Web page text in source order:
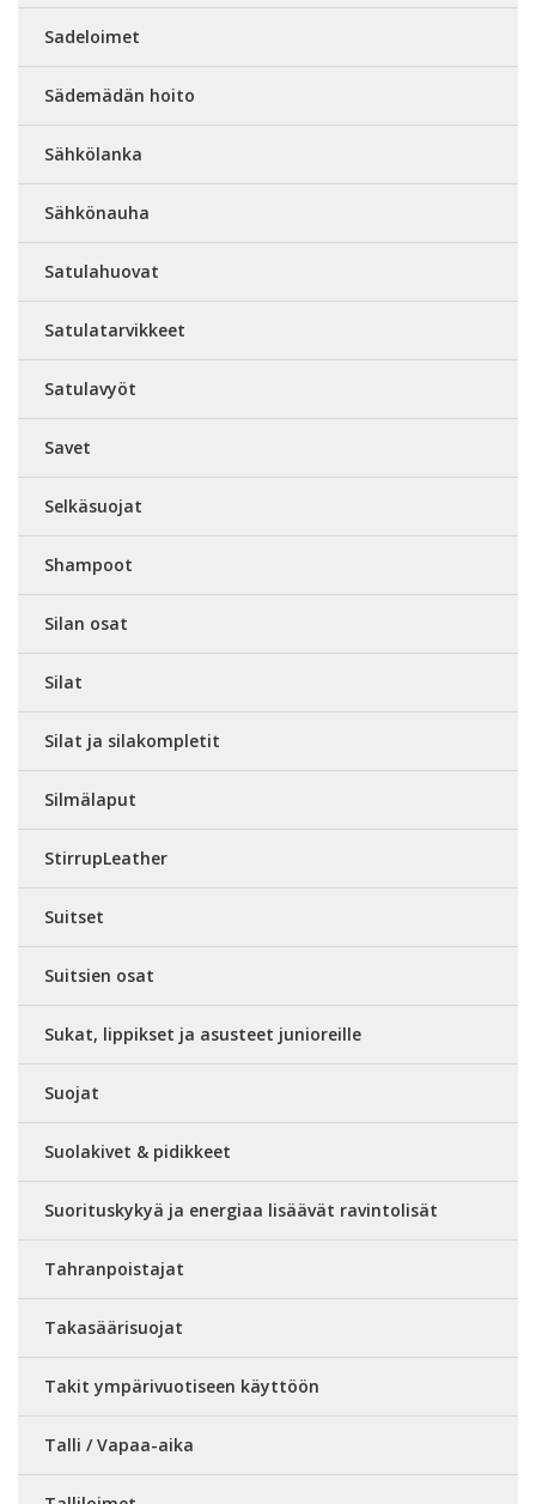
Sadeloimet
Sädemädän hoito
Sähkölanka
Sähkönauha
Satulahuovat
Satulatarvikkeet
Satulavyöt
Savet
Selkäsuojat
Shampoot
Silan osat
Silat
Silat ja silakompletit
Silmälaput
StirrupLeather
Suitset
Suitsien osat
Sukat, lippikset ja asusteet junioreille
Suojat
Suolakivet & pidikkeet
Suorituskykyä ja energiaa lisäävät ravintolisät
Tahranpoistajat
Takasäärisuojat
Takit ympärivuotiseen käyttöön
Talli / Vapaa-aika